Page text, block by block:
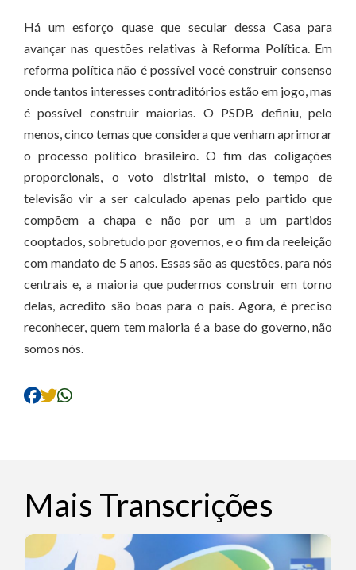
Há um esforço quase que secular dessa Casa para
avançar nas questões relativas à Reforma Política. Em
reforma política não é possível você construir consenso
onde tantos interesses contraditórios estão em jogo, mas
é possível construir maiorias. O PSDB definiu, pelo
menos, cinco temas que considera que venham aprimorar
o processo político brasileiro. O fim das coligações
proporcionais, o voto distrital misto, o tempo de
televisão vir a ser calculado apenas pelo partido que
compõem a chapa e não por um a um partidos
cooptados, sobretudo por governos, e o fim da reeleição
com mandato de 5 anos. Essas são as questões, para nós
centrais e, a maioria que pudermos construir em torno
delas, acredito são boas para o país. Agora, é preciso
reconhecer, quem tem maioria é a base do governo, não
somos nós.
Mais Transcrições